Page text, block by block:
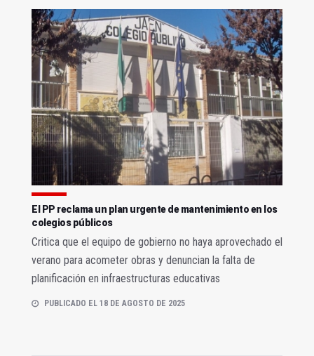
El PP reclama un plan urgente de mantenimiento en los
colegios públicos
Critica que el equipo de gobierno no haya aprovechado el
verano para acometer obras y denuncian la falta de
planificación en infraestructuras educativas
PUBLICADO EL 18 DE AGOSTO DE 2025